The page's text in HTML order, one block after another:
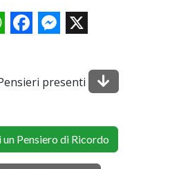
FacebookMessenger
X
presenti
un Pensiero di Ricordo